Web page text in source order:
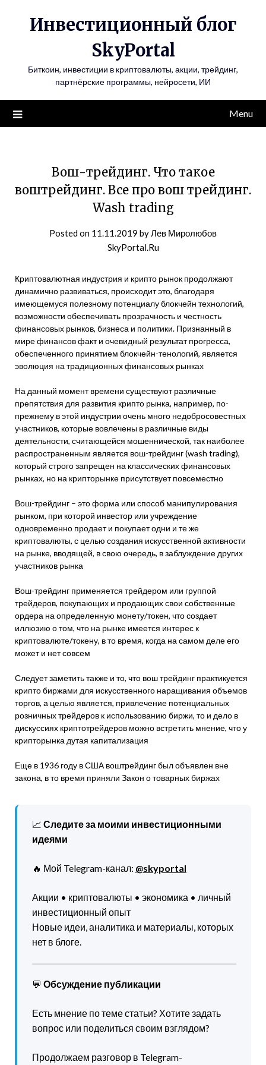
Инвестиционный блог
SkyPortal
Биткоин, инвестиции в криптовалюты, акции, трейдинг,
партнёрские программы, нейросети, ИИ
Menu
Вош-трейдинг. Что такое
воштрейдинг. Все про вош трейдинг.
Wash trading
Posted on 11.11.2019 byЛев Миролюбов
SkyPortal.Ru
Криптовалютная индустрия и крипто рынок продолжают
динамично развиваться, происходит это, благодаря
имеющемуся полезному потенциалу блокчейн технологий,
возможности обеспечивать прозрачность и честность
финансовых рынков, бизнеса и политики. Признанный в
мире финансов факт и очевидный результат прогресса,
обеспеченного принятием блокчейн-тенологий, является
эволюция на традиционных финансовых рынках
На данный момент времени существуют различные
препятствия для развития крипто рынка, например, по-
прежнему в этой индустрии очень много недобросовестных
участников, которые вовлечены в различные виды
деятельности, считающейся мошеннической, так наиболее
распространенным является вош-трейдинг (wash trading),
который строго запрещен на классических финансовых
рынках, но на крипторынке присутствует повсеместно
Вош-трейдинг – это форма или способ манипулирования
рынком, при которой инвестор или учреждение
одновременно продает и покупает одни и те же
криптовалюты, с целью создания искусственной активности
на рынке, вводящей, в свою очередь, в заблуждение других
участников рынка
Вош-трейдинг применяется трейдером или группой
трейдеров, покупающих и продающих свои собственные
ордера на определенную монету/токен, что создает
иллюзию о том, что на рынке имеется интерес к
криптовалюте/токену, в то время, когда на самом деле его
может и нет совсем
Следует заметить также и то, что вош трейдинг практикуется
крипто биржами для искусственного наращивания объемов
торгов, а целью является, привлечение потенциальных
розничных трейдеров к использованию биржи, то и дело в
дискуссиях криптотрейдеров можно встретить мнение, что у
крипторынка дутая капитализация
Еще в 1936 году в США воштрейдинг был объявлен вне
закона, в то время приняли Закон о товарных биржах
📈 Следите за моими инвестиционными
идеями
🔥 Мой Telegram-канал: @skyportal
Акции • криптовалюты • экономика • личный
инвестиционный опыт
Новые идеи, аналитика и материалы, которых
нет в блоге.
💬 Обсуждение публикации
Есть мнение по теме статьи? Хотите задать
вопрос или поделиться своим взглядом?
Продолжаем разговор в Telegram-